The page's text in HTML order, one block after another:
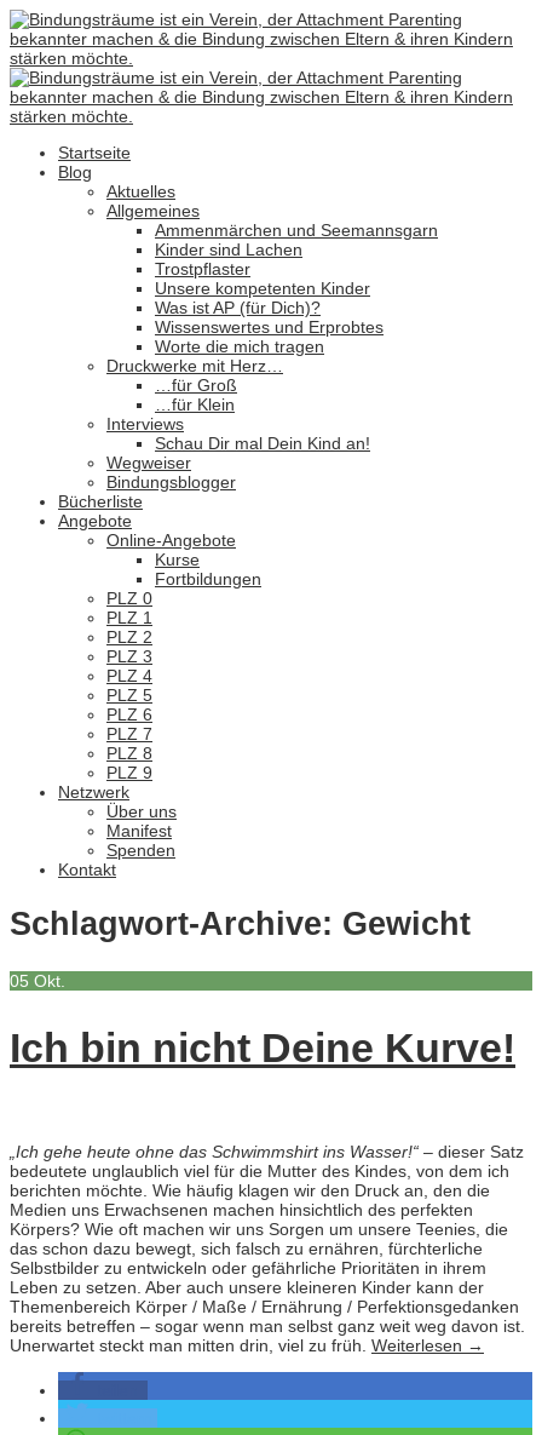
Startseite
Blog
Aktuelles
Allgemeines
Ammenmärchen und Seemannsgarn
Kinder sind Lachen
Trostpflaster
Unsere kompetenten Kinder
Was ist AP (für Dich)?
Wissenswertes und Erprobtes
Worte die mich tragen
Druckwerke mit Herz…
…für Groß
…für Klein
Interviews
Schau Dir mal Dein Kind an!
Wegweiser
Bindungsblogger
Bücherliste
Angebote
Online-Angebote
Kurse
Fortbildungen
PLZ 0
PLZ 1
PLZ 2
PLZ 3
PLZ 4
PLZ 5
PLZ 6
PLZ 7
PLZ 8
PLZ 9
Netzwerk
Über uns
Manifest
Spenden
Kontakt
Schlagwort-Archive: Gewicht
05 Okt.
Ich bin nicht Deine Kurve!
„Ich gehe heute ohne das Schwimmshirt ins Wasser!“ – dieser Satz
bedeutete unglaublich viel für die Mutter des Kindes, von dem ich
berichten möchte. Wie häufig klagen wir den Druck an, den die
Medien uns Erwachsenen machen hinsichtlich des perfekten
Körpers? Wie oft machen wir uns Sorgen um unsere Teenies, die
das schon dazu bewegt, sich falsch zu ernähren, fürchterliche
Selbstbilder zu entwickeln oder gefährliche Prioritäten in ihrem
Leben zu setzen. Aber auch unsere kleineren Kinder kann der
Themenbereich Körper / Maße / Ernährung / Perfektionsgedanken
bereits betreffen – sogar wenn man selbst ganz weit weg davon ist.
Unerwartet steckt man mitten drin, viel zu früh. Weiterlesen →